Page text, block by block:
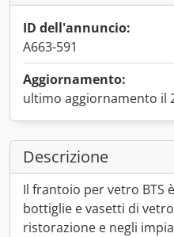
ID dell'annuncio:
A663-591
Aggiornamento:
ultimo aggiornamento il
Descrizione
Il frantoio per vetro BTS
bottiglie e vasetti di
ristorazione e negli